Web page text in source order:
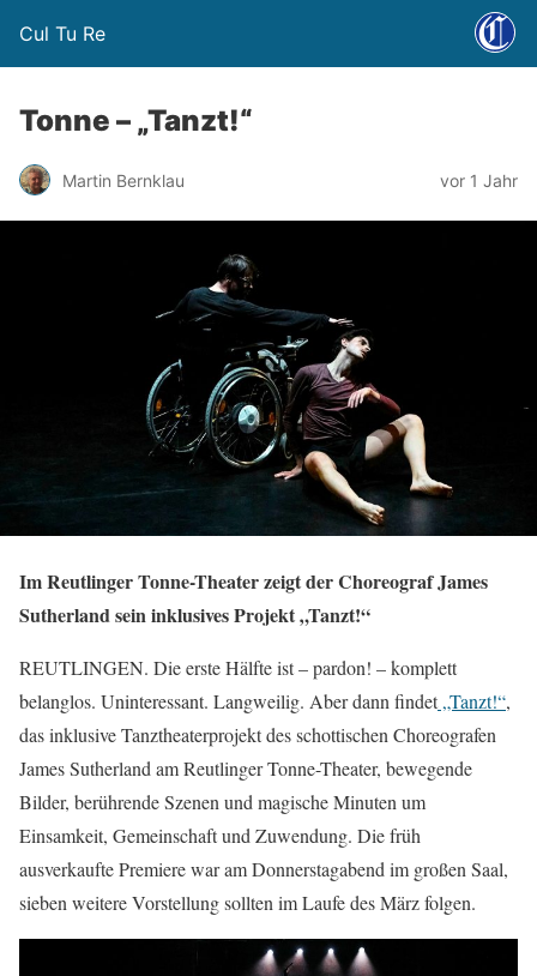
Cul Tu Re
Tonne – „Tanzt!“
Martin Bernklau vor 1 Jahr
Im Reutlinger Tonne-Theater zeigt der Choreograf James
Sutherland sein inklusives Projekt „Tanzt!“
REUTLINGEN. Die erste Hälfte ist – pardon! – komplett
belanglos. Uninteressant. Langweilig. Aber dann findet„Tanzt!“,
das inklusive Tanztheaterprojekt des schottischen Choreografen
James Sutherland am Reutlinger Tonne-Theater, bewegende
Bilder, berührende Szenen und magische Minuten um
Einsamkeit, Gemeinschaft und Zuwendung. Die früh
ausverkaufte Premiere war am Donnerstagabend im großen Saal,
sieben weitere Vorstellung sollten im Laufe des März folgen.